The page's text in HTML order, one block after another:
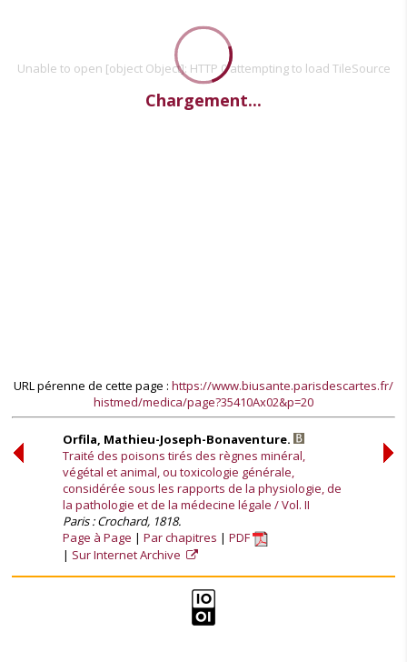
Unable to open [object Object]: HTTP 0 attempting to load TileSource
Chargement...
URL pérenne de cette page : https://www.biusante.parisdescartes.fr/
histmed/medica/page?35410Ax02&p=20
Orfila, Mathieu-Joseph-Bonaventure.
Traité des poisons tirés des règnes minéral,
végétal et animal, ou toxicologie générale,
considérée sous les rapports de la physiologie, de
la pathologie et de la médecine légale / Vol. II
Paris : Crochard, 1818.
Page à Page
Par chapitres
PDF
Sur Internet Archive